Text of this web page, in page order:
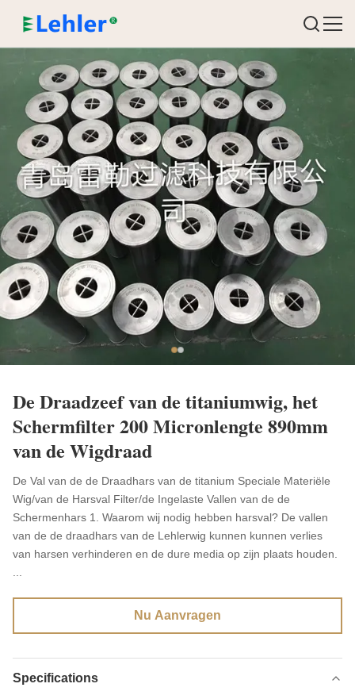
De Draadzeef van de titaniumwig, het
Schermfilter 200 Micronlengte 890mm
van de Wigdraad
De Val van de de Draadhars van de titanium Speciale Materiële
Wig/van de Harsval Filter/de Ingelaste Vallen van de de
Schermenhars 1. Waarom wij nodig hebben harsval? De vallen
van de de draadhars van de Lehlerwig kunnen kunnen verlies
van harsen verhinderen en de dure media op zijn plaats houden.
Nu Aanvragen
Specifications